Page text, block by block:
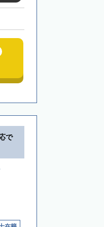
で